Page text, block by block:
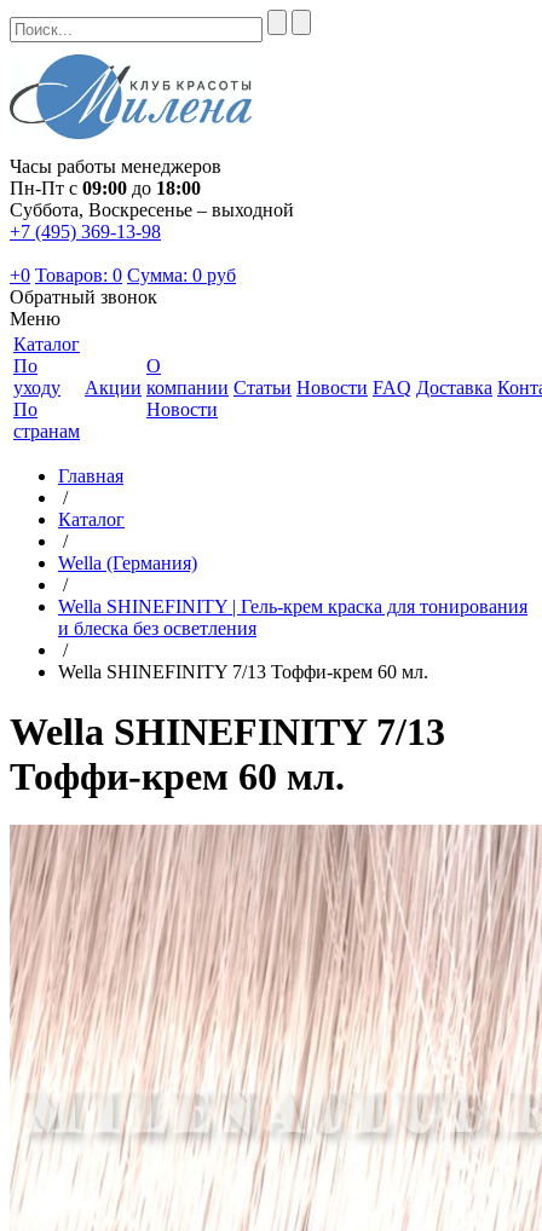
Часы работы менеджеров
Пн-Пт с 09:00 до 18:00
Суббота, Воскресенье – выходной
+7 (495) 369-13-98
+0 Товаров: 0 Сумма: 0 руб
Обратный звонок
Меню
Каталог
По
уходу
По
странам
Акции
О
компании
Новости
Статьи Новости FAQ Доставка
Главная
/
Каталог
/
Wella (Германия)
/
Wella SHINEFINITY | Гель-крем краска для тонирования
и блеска без осветления
/
Wella SHINEFINITY 7/13 Тоффи-крем 60 мл.
Wella SHINEFINITY 7/13
Тоффи-крем 60 мл.